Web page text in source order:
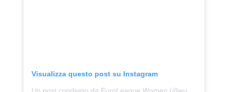
Visualizza questo post su Instagram